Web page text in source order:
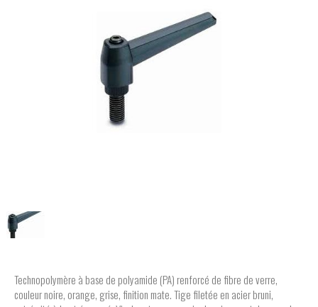
Technopolymère à base de polyamide (PA) renforcé de fibre de verre,
couleur noire, orange, grise, finition mate. Tige filetée en acier bruni,